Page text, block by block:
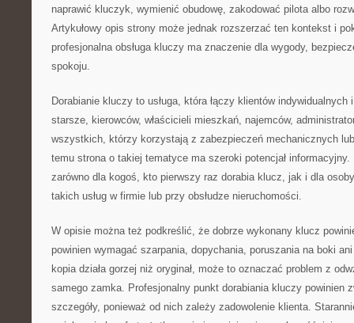
naprawić kluczyk, wymienić obudowę, zakodować pilota albo
Artykułowy opis strony może jednak rozszerzać ten kontekst i
profesjonalna obsługa kluczy ma znaczenie dla wygody,
spokoju.
Dorabianie kluczy to usługa, która łączy klientów indywidualnych
starsze, kierowców, właścicieli mieszkań, najemców,
wszystkich, którzy korzystają z zabezpieczeń mechanicznych
temu strona o takiej tematyce ma szeroki potencjał
zarówno dla kogoś, kto pierwszy raz dorabia klucz, jak i dla
takich usług w firmie lub przy obsłudze nieruchomości.
W opisie można też podkreślić, że dobrze wykonany klucz
powinien wymagać szarpania, dopychania, poruszania na boki
kopia działa gorzej niż oryginał, może to oznaczać problem z
samego zamka. Profesjonalny punkt dorabiania kluczy powinien
szczegóły, ponieważ od nich zależy zadowolenie klienta.